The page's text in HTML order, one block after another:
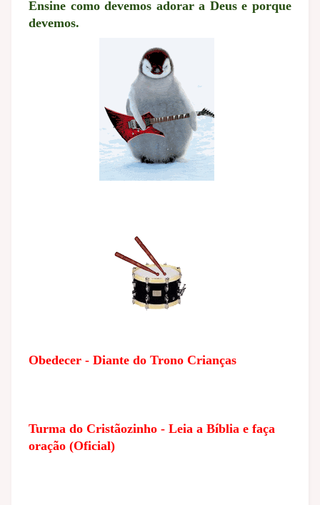
Ensine como devemos adorar a Deus e porque
devemos.
Obedecer - Diante do Trono Crianças
Turma do Cristãozinho - Leia a Bíblia e faça
oração (Oficial)